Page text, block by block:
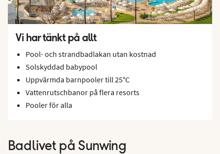
Vi har tänkt på allt
Pool- och strandbadlakan utan kostnad
Solskyddad babypool
Uppvärmda barnpooler till 25°C
Vattenrutschbanor på flera resorts
Pooler för alla
Badlivet på Sunwing